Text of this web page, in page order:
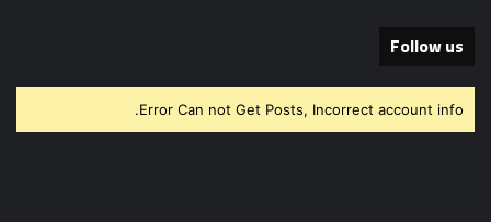
Follow us
Error Can not Get Posts, Incorrect account info.